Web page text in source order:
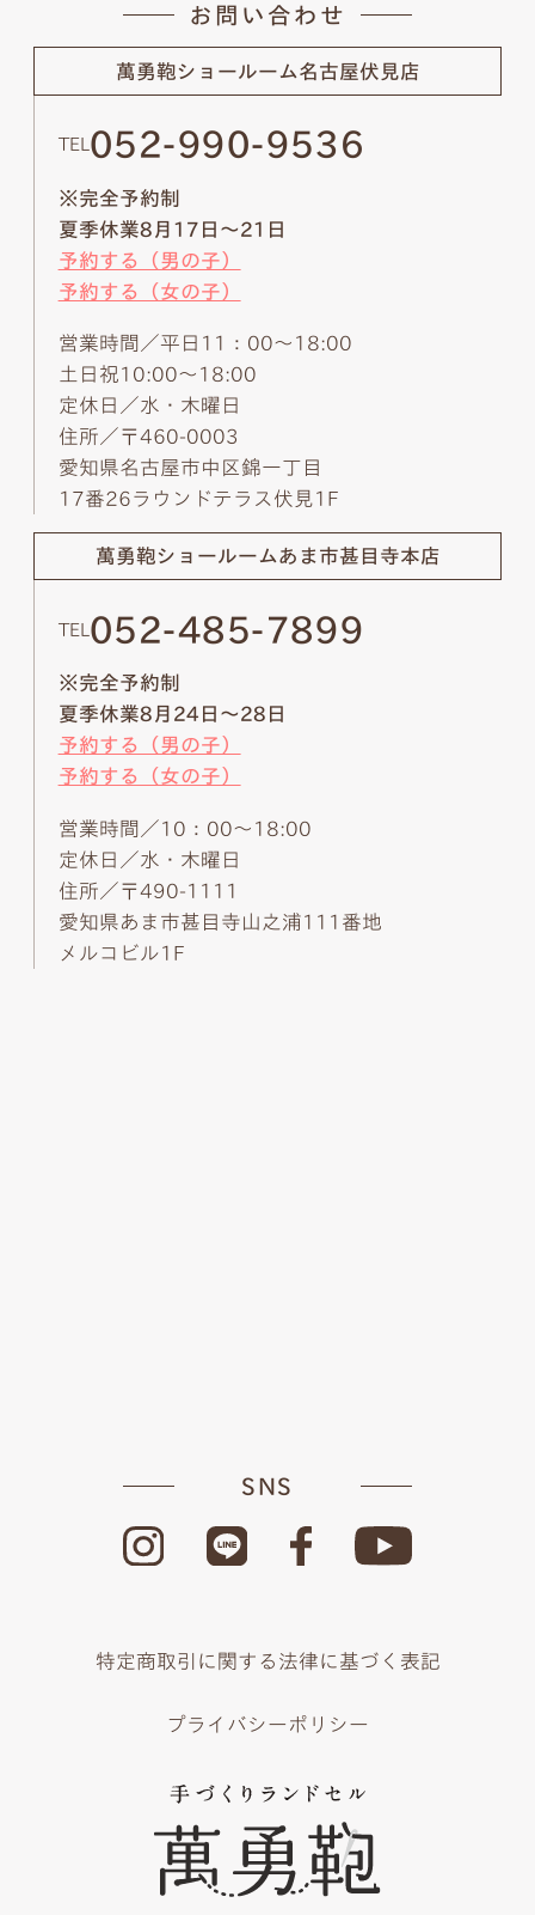
お問い合わせ
萬勇鞄ショールーム名古屋伏見店
TEL 052-990-9536
※完全予約制
夏季休業8月17日～21日
予約する（男の子）
予約する（女の子）
営業時間／平日11：00～18:00
土日祝10:00～18:00
定休日／水・木曜日
住所／〒460-0003
愛知県名古屋市中区錦一丁目
17番26ラウンドテラス伏見1F
萬勇鞄ショールームあま市甚目寺本店
TEL 052-485-7899
※完全予約制
夏季休業8月24日～28日
予約する（男の子）
予約する（女の子）
営業時間／10：00～18:00
定休日／水・木曜日
住所／〒490-1111
愛知県あま市甚目寺山之浦111番地
メルコビル1F
SNS
特定商取引に関する法律に基づく表記
プライバシーポリシー